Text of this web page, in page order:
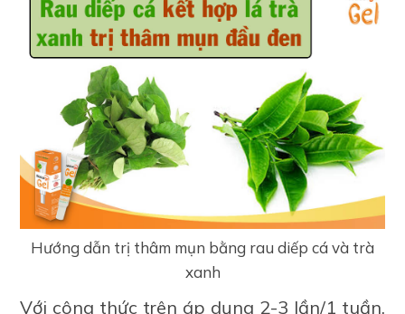
Hướng dẫn trị thâm mụn bằng rau diếp cá và trà
xanh
Với công thức trên áp dụng 2-3 lần/1 tuần.